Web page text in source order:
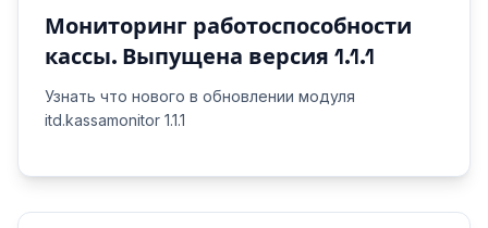
Мониторинг работоспособности
кассы. Выпущена версия 1.1.1
Узнать что нового в обновлении модуля
itd.kassamonitor 1.1.1